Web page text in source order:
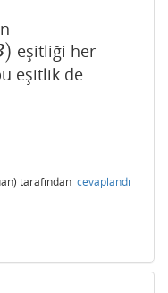
) eşitliği her
eşitlik de
tarafından cevaplandı